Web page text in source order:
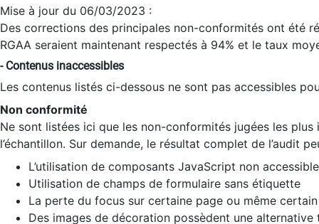
Mise à jour du 06/03/2023 :
Des corrections des principales non-conformités ont été
RGAA seraient maintenant respectés à 94% et le taux
- Contenus inaccessibles
Les contenus listés ci-dessous ne sont pas accessibles
Non conformité
Ne sont listées ici que les non-conformités jugées les
l’échantillon. Sur demande, le résultat complet de l’audit
L’utilisation de composants JavaScript non
Utilisation de champs de formulaire sans étiquette
La perte du focus sur certaine page ou même
Des images de décoration possèdent une alternative